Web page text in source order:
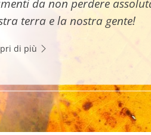
da non perdere
terra e la nostra gente!
di più